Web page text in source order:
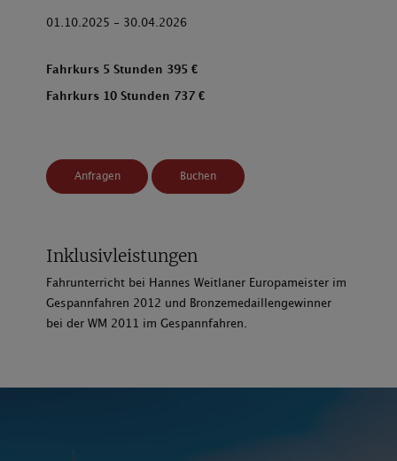
01.10.2025 - 30.04.2026
Fahrkurs 5 Stunden 395 €
Fahrkurs 10 Stunden 737 €
Anfragen Buchen
Inklusivleistungen
Fahrunterricht bei Hannes Weitlaner Europameister im
Gespannfahren 2012 und Bronzemedaillengewinner
bei der WM 2011 im Gespannfahren.